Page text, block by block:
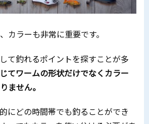
カラーも非常に重要です。
て釣れるポイントを探すことが多
てワームの形状だけでなくカラー
ません。
にどの時間帯でも釣ることができ